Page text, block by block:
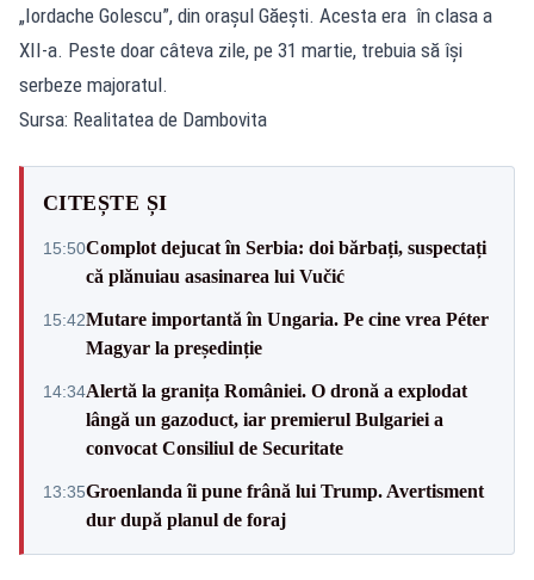
„Iordache Golescu”, din orașul Găești. Acesta era în clasa a
XII-a. Peste doar câteva zile, pe 31 martie, trebuia să își
serbeze majoratul.
Sursa: Realitatea de Dambovita
CITEȘTE ȘI
15:50Complot dejucat în Serbia: doi bărbați, suspectați
că plănuiau asasinarea lui Vučić
15:42Mutare importantă în Ungaria. Pe cine vrea Péter
Magyar la președinție
14:34Alertă la granița României. O dronă a explodat
lângă un gazoduct, iar premierul Bulgariei a
convocat Consiliul de Securitate
13:35Groenlanda îi pune frână lui Trump. Avertisment
dur după planul de foraj